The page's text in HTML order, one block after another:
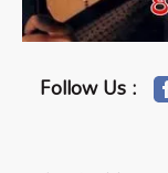
Follow Us :